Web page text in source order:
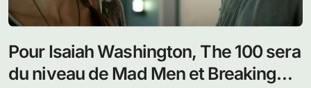
Pour Isaiah Washington, The 100 sera
du niveau de Mad Men et Breaking